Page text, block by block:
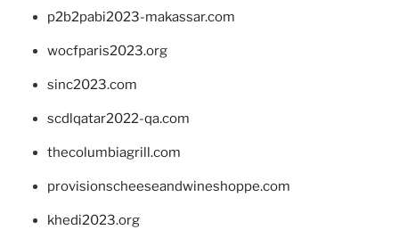
p2b2pabi2023-makassar.com
wocfparis2023.org
sinc2023.com
scdlqatar2022-qa.com
thecolumbiagrill.com
provisionscheeseandwineshoppe.com
khedi2023.org